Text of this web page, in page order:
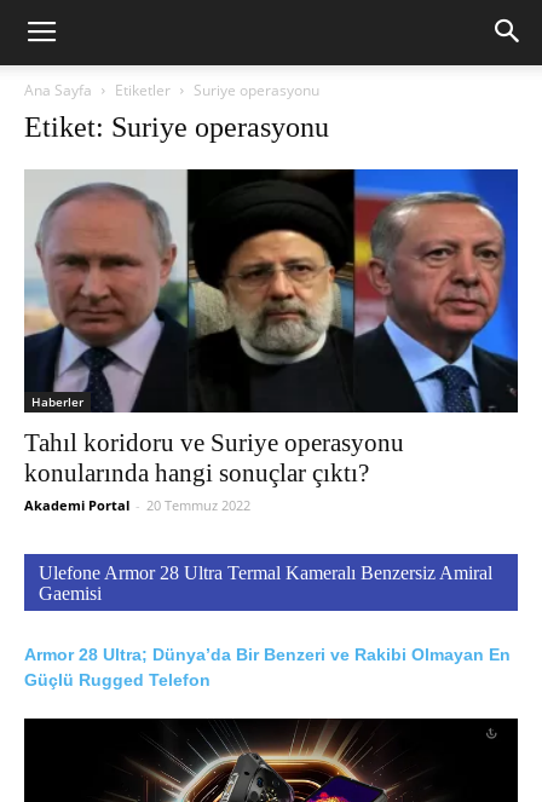
Ana Sayfa Etiketler Suriye operasyonu
Etiket: Suriye operasyonu
Haberler
Tahıl koridoru ve Suriye operasyonu
konularında hangi sonuçlar çıktı?
Akademi Portal - 20 Temmuz 2022
Ulefone Armor 28 Ultra Termal Kameralı Benzersiz Amiral
Gaemisi
Armor 28 Ultra; Dünya’da Bir Benzeri ve Rakibi Olmayan En
Güçlü Rugged Telefon